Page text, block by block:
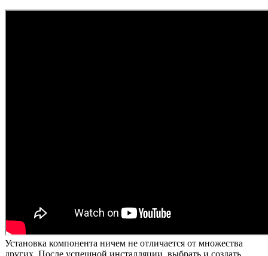
Установка компонента ничем не отличается от множества
других. После успешной инсталляции, выбрать и создать